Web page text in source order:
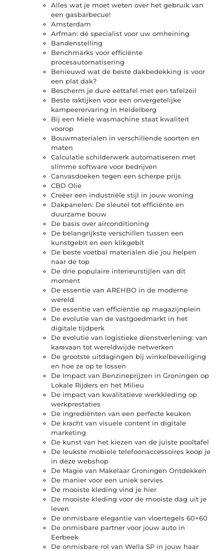
Alles wat je moet weten over het gebruik van
een gasbarbecue!
Amsterdam
Arfman: dé specialist voor uw omheining
Bandenstelling
Benchmarks voor efficiënte
procesautomatisering
Benieuwd wat de beste dakbedekking is voor
een plat dak?
Bescherm je dure eettafel met een tafelzeil
Beste raktijken voor een onvergetelijke
kampeerervaring in Heidelberg
Bij een Miele wasmachine staat kwaliteit
voorop
Bouwmaterialen in verschillende soorten en
maten
Calculatie schilderwerk automatiseren met
slimme software voor bedrijven
Canvasdoeken tegen een scherpe prijs
CBD Olie
Creëer een industriële stijl in jouw woning
Dakpanelen: De sleutel tot efficiënte en
duurzame bouw
De basis over airconditioning
De belangrijkste verschillen tussen een
kunstgebit en een klikgebit
De beste voetbal materialen die jou helpen
naar de top
De drie populaire interieurstijlen van dit
moment
De essentie van AREHBO in de moderne
wereld
De essentie van efficiëntie op magazijnplein
De evolutie van de vastgoedmarkt in het
digitale tijdperk
De evolutie van logistieke dienstverlening: van
karavaan tot wereldwijde netwerken
De grootste uitdagingen bij winkelbeveiliging
en hoe ze op te lossen
De Impact van Benzineprijzen in Groningen op
Lokale Rijders en het Milieu
De impact van kwalitatieve werkkleding op
werkprestaties
De ingrediënten van een perfecte keuken
De kracht van visuele content in digitale
marketing
De kunst van het kiezen van de juiste pooltafel
De leukste mobiele telefoonaccessoires koop je
in deze webshop
De Magie van Makelaar Groningen Ontdekken
De manier voor een uniek servies
De mooiste kleding vind je hier
De mooiste kleding voor de mooiste dag uit je
leven
De onmisbare elegantie van vloertegels 60×60
De onmisbare partner voor jouw auto in
Eerbeek
De onmisbare rol van Wella SP in jouw haar